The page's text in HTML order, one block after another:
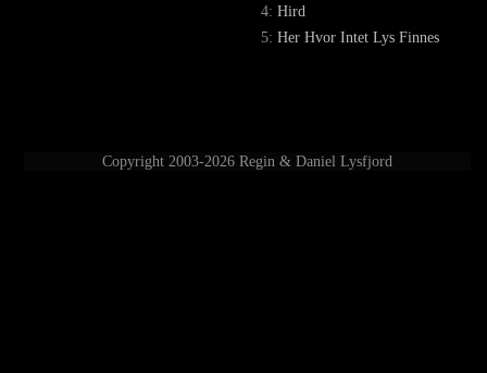
4:Hird
5:Her Hvor Intet Lys Finnes
Copyright 2003-2026 Regin & Daniel Lysfjord